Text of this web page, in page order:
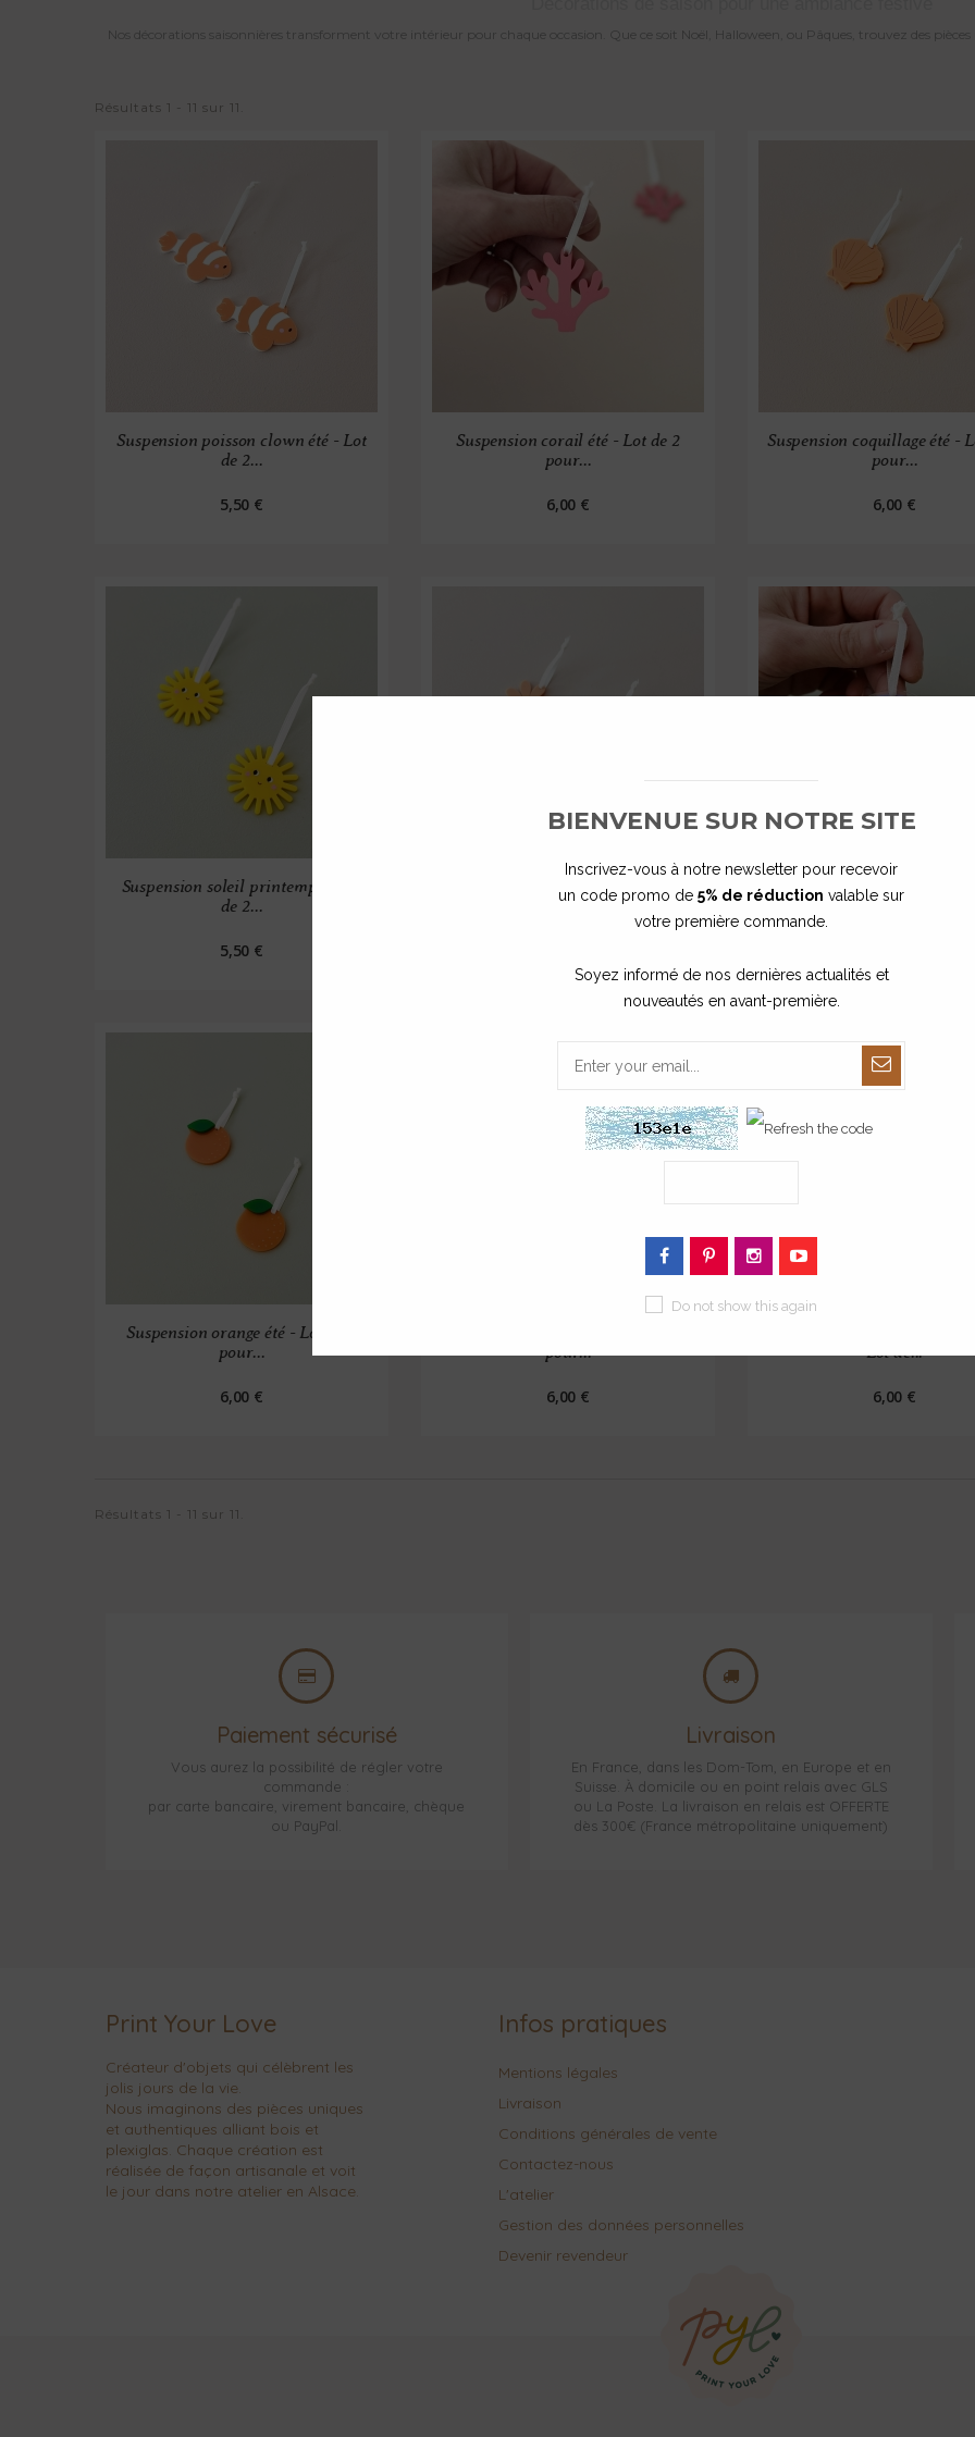
Nos décorations saisonnières transforment votre intérieur pour chaque occasion. Que ce soit Noël, Halloween, ou Pâques, trouvez des
Résultats 1 - 11 sur 11.
Suspension poisson clown été - Lot
de 2...
5,50 €
Suspension corail été - Lot de 2
pour...
6,00 €
Suspension coquillage été -
pour...
6,00 €
Suspension soleil printemps - Lot
de 2...
5,50 €
Suspension fleur printemps - Lot de
2 pour...
6,50 €
Suspension arc-en-ciel
Lot de...
Suspension orange été - Lot de 2
pour...
6,00 €
pour...
6,00 €
Lot de...
6,00 €
Résultats 1 - 11 sur 11.
Paiement sécurisé
Vous aurez la possibilité de régler votre
commande :
par carte bancaire, virement bancaire, chèque
ou PayPal.
Livraison
En France, dans les Dom-Tom, en Europe et en
Suisse. À domicile ou en point relais avec GLS
ou La Poste. La livraison en relais est OFFERTE
dès 300€ (France métropolitaine uniquement)
Print Your Love
Créateur d'objets qui célèbrent les
jolis jours de la vie.
Nous imaginons des pièces uniques
et authentiques alliant bois et
plexiglas. Chaque création est
réalisée de façon artisanale et voit
le jour dans notre atelier en Alsace.
Infos pratiques
Mentions légales
Livraison
Conditions générales de vente
Contactez-nous
L'atelier
Gestion des données personnelles
Devenir revendeur
BIENVENUE SUR NOTRE SITE
Inscrivez-vous à notre newsletter pour recevoir
un code promo de 5% de réduction valable sur
votre première commande.
Soyez informé de nos dernières actualités et
nouveautés en avant-première.
Do not show this again